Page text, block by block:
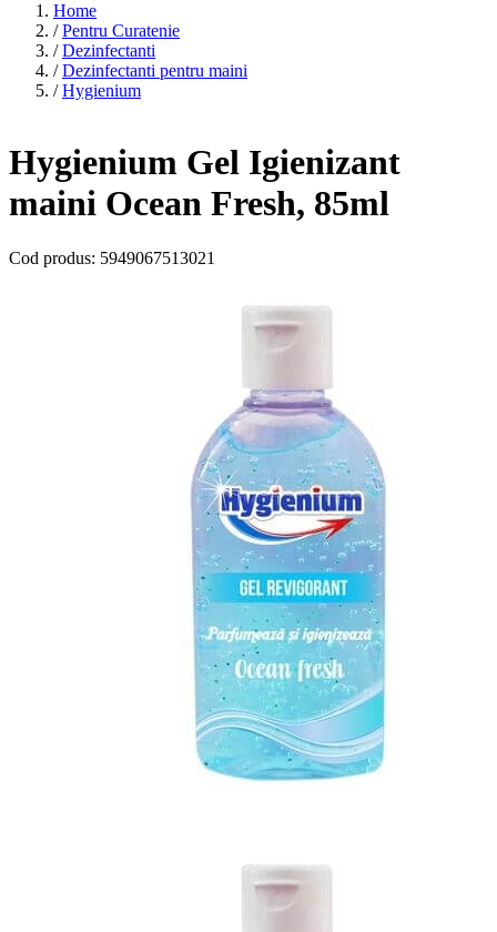
Home
/ Pentru Curatenie
/ Dezinfectanti
/ Dezinfectanti pentru maini
/ Hygienium
Hygienium Gel Igienizant
maini Ocean Fresh, 85ml
Cod produs: 5949067513021